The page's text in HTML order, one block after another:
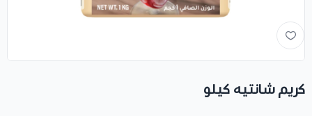
كريم شانتيه كيلو